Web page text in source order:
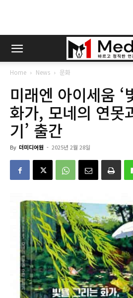
Home News 문화
미래엔 아이세움 ‘
화가, 모네의 연못
기’ 출간
By 더미디어원 - 2025년 2월 28일